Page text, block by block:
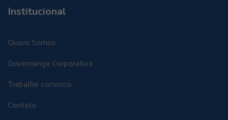
Institucional
Quem Somos
Governança Corporativa
Trabalhe conosco
Contato